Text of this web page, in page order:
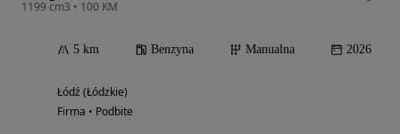
1199 cm3 • 100 KM
5 km Benzyna Manualna 2026
Łódź (Łódzkie)
Firma • Podbite